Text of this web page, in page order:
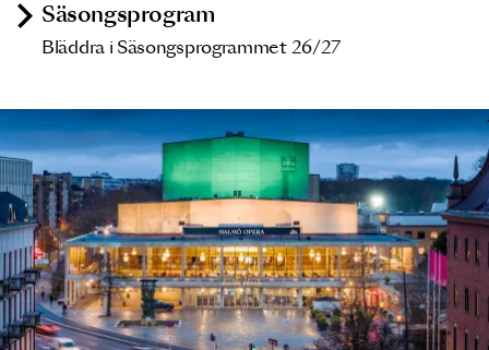
Säsongsprogram
Bläddra i Säsongsprogrammet 26/27